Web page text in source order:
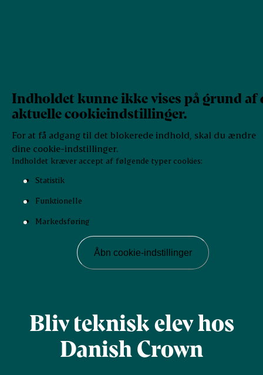
Indholdet kunne ikke vises på grund af
aktuelle cookieindstillinger.
For at få adgang til det blokerede indhold, skal du ændre
dine cookie-indstillinger.
Indholdet kræver accept af følgende typer cookies:
Statistik
Funktionelle
Markedsføring
Åbn cookie-indstillinger
Bliv teknisk elev hos
Danish Crown